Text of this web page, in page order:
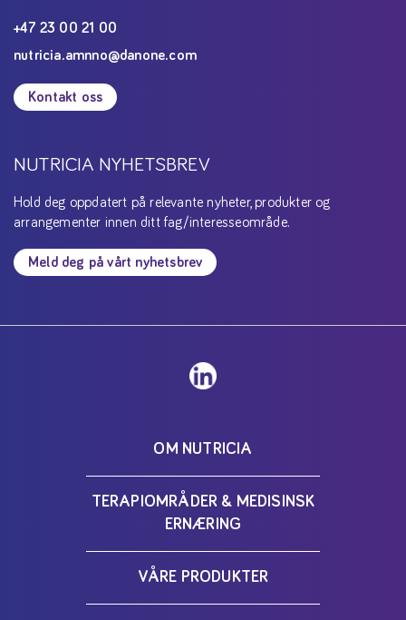
+47 23 00 21 00
nutricia.amnno@danone.com
Kontakt oss
NUTRICIA NYHETSBREV
Hold deg oppdatert på relevante nyheter, produkter og
arrangementer innen ditt fag/interesseområde.
Meld deg på vårt nyhetsbrev
OM NUTRICIA
TERAPIOMRÅDER & MEDISINSK
ERNÆRING
VÅRE PRODUKTER